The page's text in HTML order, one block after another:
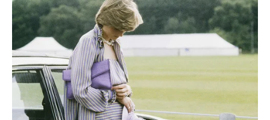
Put ka oporavku
Nakon svega što se desilo, oboje su se našli na raskrižju
svojih života. Nika je započela novu avanturu, dok je Duško
morao pronaći način da živi bez nje. Ovaj proces nije bio lagan
za nijednog od njih, ali su oboje shvatili da je put ka oporavku
neophodan. Dok je Nika istraživala nove mogućnosti u ljubavi,